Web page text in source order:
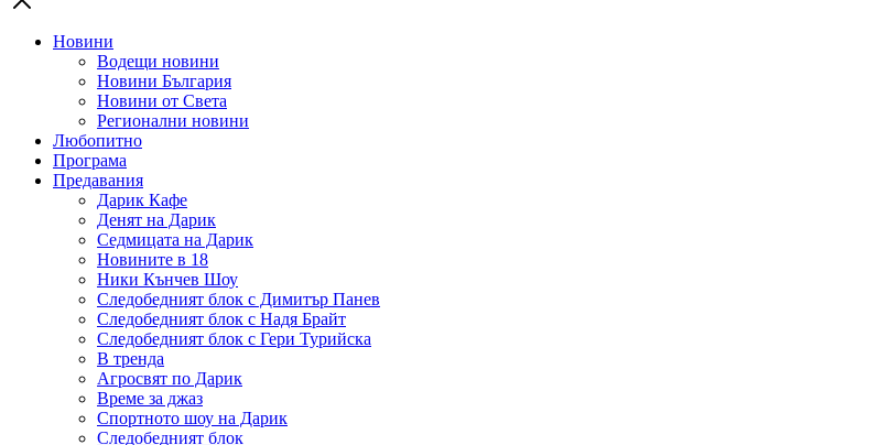
Новини
Водещи новини
Новини България
Новини от Света
Регионални новини
Любопитно
Програма
Предавания
Дарик Кафе
Денят на Дарик
Седмицата на Дарик
Новините в 18
Ники Кънчев Шоу
Следобедният блок с Димитър Панев
Следобедният блок с Надя Брайт
Следобедният блок с Гери Турийска
В тренда
Агросвят по Дарик
Време за джаз
Спортното шоу на Дарик
Следобедният блок